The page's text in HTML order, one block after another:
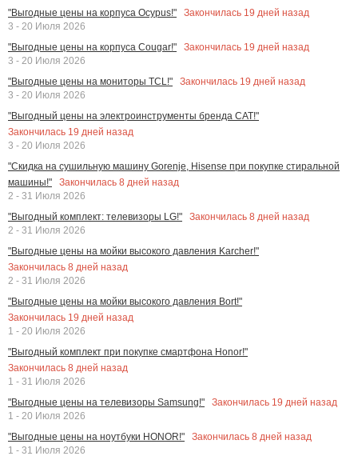
"Выгодные цены на корпуса Ocypus!"
Закончилась 19 дней назад
3 - 20 Июля 2026
"Выгодные цены на корпуса Cougar!"
Закончилась 19 дней назад
3 - 20 Июля 2026
"Выгодные цены на мониторы TCL!"
Закончилась 19 дней назад
3 - 20 Июля 2026
"Выгодный цены на электроинструменты бренда CAT!"
Закончилась 19 дней назад
3 - 20 Июля 2026
"Скидка на сушильную машину Gorenje, Hisense при покупке стиральной
машины!"
Закончилась 8 дней назад
2 - 31 Июля 2026
"Выгодный комплект: телевизоры LG!"
Закончилась 8 дней назад
2 - 31 Июля 2026
"Выгодные цены на мойки высокого давления Karcher!"
Закончилась 8 дней назад
2 - 31 Июля 2026
"Выгодные цены на мойки высокого давления Bort!"
Закончилась 19 дней назад
1 - 20 Июля 2026
"Выгодный комплект при покупке смартфона Honor!"
Закончилась 8 дней назад
1 - 31 Июля 2026
"Выгодные цены на телевизоры Samsung!"
Закончилась 19 дней назад
1 - 20 Июля 2026
"Выгодные цены на ноутбуки HONOR!"
Закончилась 8 дней назад
1 - 31 Июля 2026